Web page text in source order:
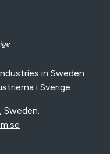
in Sweden
i Sverige
Sweden.